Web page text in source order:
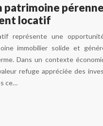
patrimoine
locatif
représente une
immobilier solide et
Dans un contexte
refuge appréciée des
ce…